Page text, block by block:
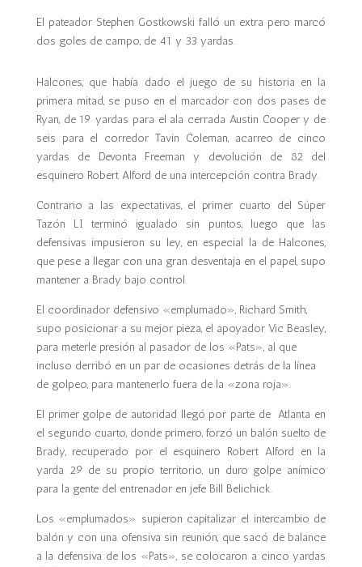
El pateador Stephen Gostkowski falló un extra pero marcó
dos goles de campo, de 41 y 33 yardas.
Halcones, que había dado el juego de su historia en la
primera mitad, se puso en el marcador con dos pases de
Ryan, de 19 yardas para el ala cerrada Austin Cooper y de
seis para el corredor Tavin Coleman, acarreo de cinco
yardas de Devonta Freeman y devolución de 82 del
esquinero Robert Alford de una intercepción contra Brady.
Contrario a las expectativas, el primer cuarto del Súper
Tazón LI terminó igualado sin puntos, luego que las
defensivas impusieron su ley, en especial la de Halcones,
que pese a llegar con una gran desventaja en el papel, supo
mantener a Brady bajo control.
El coordinador defensivo «emplumado», Richard Smith,
supo posicionar a su mejor pieza, el apoyador Vic Beasley,
para meterle presión al pasador de los «Pats», al que
incluso derribó en un par de ocasiones detrás de la línea
de golpeo, para mantenerlo fuera de la «zona roja».
El primer golpe de autoridad llegó por parte de Atlanta en
el segundo cuarto, donde primero, forzó un balón suelto de
Brady, recuperado por el esquinero Robert Alford en la
yarda 29 de su propio territorio, un duro golpe anímico
para la gente del entrenador en jefe Bill Belichick.
Los «emplumados» supieron capitalizar el intercambio de
balón y con una ofensiva sin reunión, que sacó de balance
a la defensiva de los «Pats», se colocaron a cinco yardas